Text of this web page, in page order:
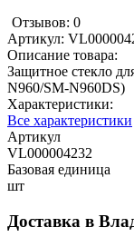
Отзывов: 0
Артикул:
Описание товара:
Защитное стекло
N960/SM-N960DS)
Характеристики:
Все характеристики
Артикул
VL000004232
Базовая единица
шт
Доставка в